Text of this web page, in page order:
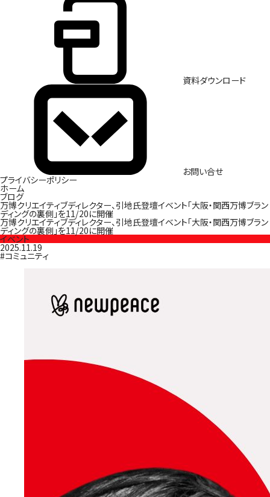
資料ダウンロード
お問い合せ
プライバシーポリシー
ホーム
ブログ
万博クリエイティブディレクター、引地氏登壇イベント「大阪・関西万博ブラン
ディングの裏側」を11/20に開催
万博クリエイティブディレクター、引地氏登壇イベント「大阪・関西万博ブラン
ディングの裏側」を11/20に開催
イベント
2025.11.19
#コミュニティ